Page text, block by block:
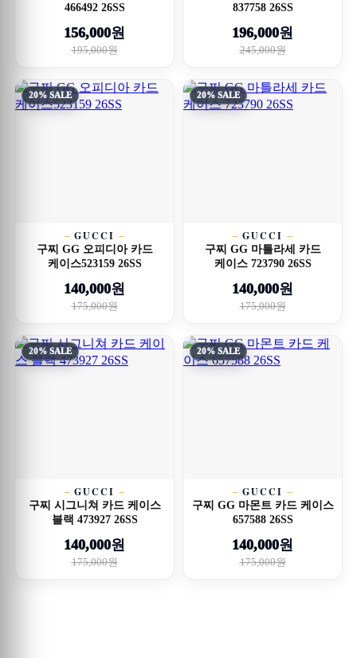
466492 26SS
156,000원
195,000원
837758 26SS
196,000원
245,000원
20% SALE
GUCCI
구찌 GG 오피디아 카드
케이스523159 26SS
140,000원
175,000원
20% SALE
GUCCI
구찌 GG 마틀라세 카드
케이스 723790 26SS
140,000원
175,000원
20% SALE
GUCCI
구찌 시그니쳐 카드 케이스
블랙 473927 26SS
140,000원
175,000원
20% SALE
GUCCI
구찌 GG 마몬트 카드 케이스
657588 26SS
140,000원
175,000원